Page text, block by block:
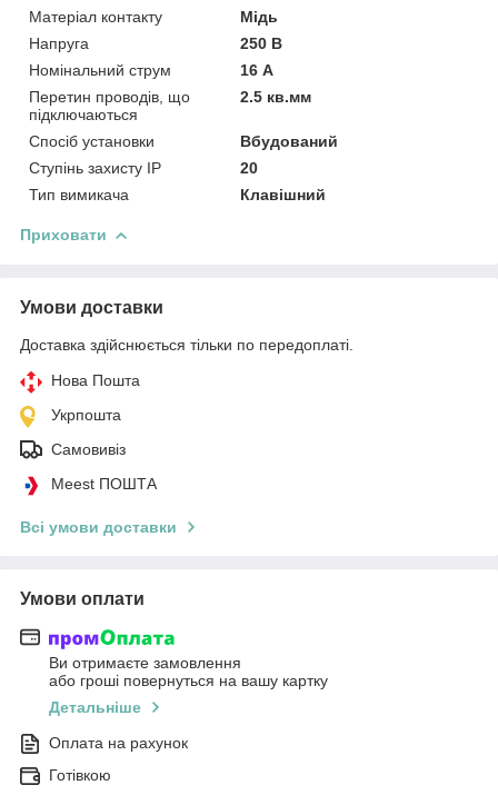
Матеріал контакту
Мідь
Напруга
250 В
Номінальний струм
16 А
Перетин проводів, що
підключаються
2.5 кв.мм
Спосіб установки
Вбудований
Ступінь захисту IP
20
Тип вимикача
Клавішний
Приховати
Умови доставки
Доставка здійснюється тільки по передоплаті.
Нова Пошта
Укрпошта
Самовивіз
Meest ПОШТА
Всі умови доставки
Умови оплати
Ви отримаєте замовлення
або гроші повернуться на вашу картку
Детальніше
Оплата на рахунок
Готівкою